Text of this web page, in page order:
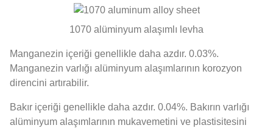
1070 alüminyum alaşımlı levha
Manganezin içeriği genellikle daha azdır. 0.03%.
Manganezin varlığı alüminyum alaşımlarının korozyon
direncini artırabilir.
Bakır içeriği genellikle daha azdır. 0.04%. Bakırın varlığı
alüminyum alaşımlarının mukavemetini ve plastisitesini